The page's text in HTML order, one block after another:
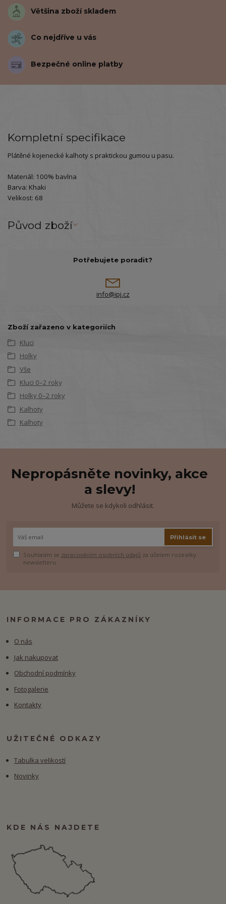
Většina zboží skladem
Co nejdříve u vás
Bezpečné online platby
Kompletní specifikace
Plátěné kojenecké kalhoty s praktickou gumou u pasu.
Materiál: 100% bavlna
Barva: Khaki
Velikost: 68
Původ zboží
Potřebujete poradit?
info@ipj.cz
Zboží zařazeno v kategoriích
Kluci
Holky
Vše
Kluci 0–2 roky
Holky 0–2 roky
Kalhoty
Kalhoty
Nepropásněte novinky, akce
a slevy!
Můžete se kdykoli odhlásit.
Přihlásit se
Souhlasím se zpracováním osobních údajů za účelem rozesílky
newsletteru.
INFORMACE PRO ZÁKAZNÍKY
O nás
Jak nakupovat
Obchodní podmínky
Fotogalerie
Kontakty
UŽITEČNÉ ODKAZY
Tabulka velikostí
Novinky
KDE NÁS NAJDETE